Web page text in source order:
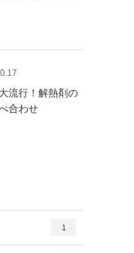
流行！解熱剤の
合わせ
1